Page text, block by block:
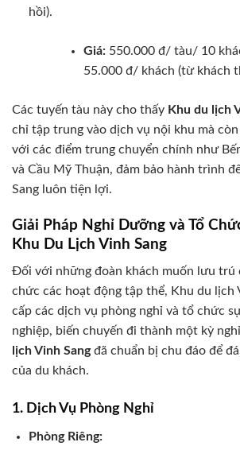
hồi).
Giá:550.000 đ/ tàu/ 10
55.000 đ/ khách (từ khách
Các tuyến tàu này cho thấy Khu du lịch
chỉ tập trung vào dịch vụ nội khu mà
với các điểm trung chuyển chính như
và Cầu Mỹ Thuận, đảm bảo hành trình
Sang luôn tiện lợi.
Giải Pháp Nghỉ Dưỡng và Tổ
Khu Du Lịch Vinh Sang
Đối với những đoàn khách muốn lưu trú
chức các hoạt động tập thể, Khu du lịch
cấp các dịch vụ phòng nghỉ và tổ chức
nghiệp, biến chuyến đi thành một kỳ
lịch Vinh Sangđã chuẩn bị chu đáo để
của du khách.
1. Dịch Vụ Phòng Nghỉ
Phòng Riêng: